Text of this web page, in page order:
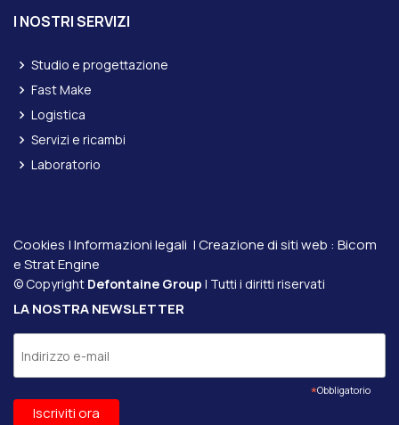
I NOSTRI SERVIZI
Studio e progettazione
Fast Make
Logistica
Servizi e ricambi
Laboratorio
Cookies |Informazioni legali | Creazione di siti web : Bicom
eStrat Engine
© Copyright Defontaine Group | Tutti i diritti riservati
LA NOSTRA NEWSLETTER
*Obbligatorio